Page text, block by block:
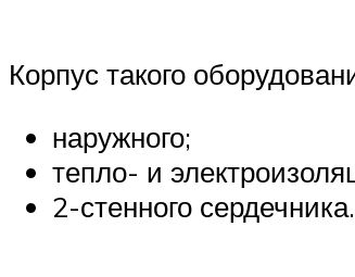
Корпус такого
наружного;
тепло- и
2-стенного сердечника.